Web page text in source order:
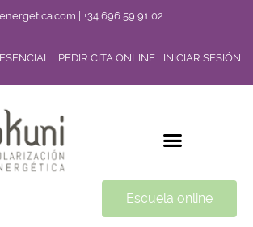
| +34 696 59 91 02
PEDIR CITA ONLINE INICIAR SESIÓN
Escuela online